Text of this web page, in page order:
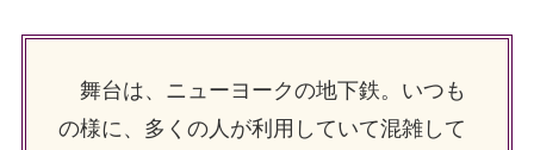
舞台は、ニューヨークの地下鉄。いつも
の様に、多くの人が利用していて混雑して